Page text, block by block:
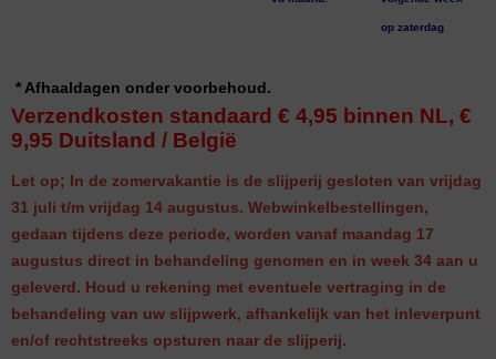
op zaterdag
* Afhaaldagen onder voorbehoud.
Verzendkosten standaard € 4,95 binnen NL, €
9,95 Duitsland / België
Let op; In de zomervakantie is de slijperij gesloten van vrijdag
31 juli t/m vrijdag 14 augustus. Webwinkelbestellingen,
gedaan tijdens deze periode, worden vanaf maandag 17
augustus direct in behandeling genomen en in week 34 aan u
geleverd. Houd u rekening met eventuele vertraging in de
behandeling van uw slijpwerk, afhankelijk van het inleverpunt
en/of rechtstreeks opsturen naar de slijperij.